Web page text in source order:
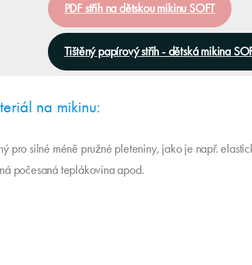
PDF střih na dětskou mikinu SOFT
Tištěný papírový střih - dětská mikina
na mikinu:
pro silné méně pružné pleteniny, jako je např.
počesaná teplákovina apod.